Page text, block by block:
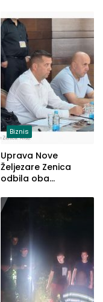
Biznis
Uprava Nove
Željezare Zenica
odbila oba
FBiH: Ustrajni da je
stečaj jedino rješenje